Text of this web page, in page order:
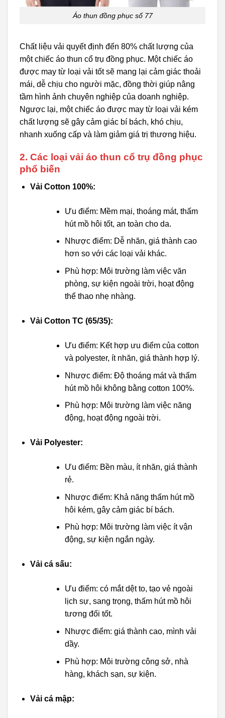
Áo thun đồng phục số 77
Chất liệu vải quyết định đến 80% chất lượng của
một chiếc áo thun cổ trụ đồng phục. Một chiếc áo
được may từ loại vải tốt sẽ mang lại cảm giác thoải
mái, dễ chịu cho người mặc, đồng thời giúp nâng
tầm hình ảnh chuyên nghiệp của doanh nghiệp.
Ngược lại, một chiếc áo được may từ loại vải kém
chất lượng sẽ gây cảm giác bí bách, khó chịu,
nhanh xuống cấp và làm giảm giá trị thương hiệu.
2. Các loại vải áo thun cổ trụ đồng phục
phổ biến
Vải Cotton 100%:
Ưu điểm: Mềm mại, thoáng mát, thấm
hút mồ hôi tốt, an toàn cho da.
Nhược điểm: Dễ nhăn, giá thành cao
hơn so với các loại vải khác.
Phù hợp: Môi trường làm việc văn
phòng, sự kiện ngoài trời, hoạt động
thể thao nhẹ nhàng.
Vải Cotton TC (65/35):
Ưu điểm: Kết hợp ưu điểm của cotton
và polyester, ít nhăn, giá thành hợp lý.
Nhược điểm: Độ thoáng mát và thấm
hút mồ hôi không bằng cotton 100%.
Phù hợp: Môi trường làm việc năng
động, hoạt động ngoài trời.
Vải Polyester:
Ưu điểm: Bền màu, ít nhăn, giá thành
rẻ.
Nhược điểm: Khả năng thấm hút mồ
hôi kém, gây cảm giác bí bách.
Phù hợp: Môi trường làm việc ít vận
động, sự kiện ngắn ngày.
Vải cá sấu:
Ưu điểm: có mắt dệt to, tạo vẻ ngoài
lịch sự, sang trọng, thấm hút mồ hôi
tương đối tốt.
Nhược điểm: giá thành cao, mình vải
dầy.
Phù hợp: Môi trường công sở, nhà
hàng, khách sạn, sự kiện.
Vải cá mập: